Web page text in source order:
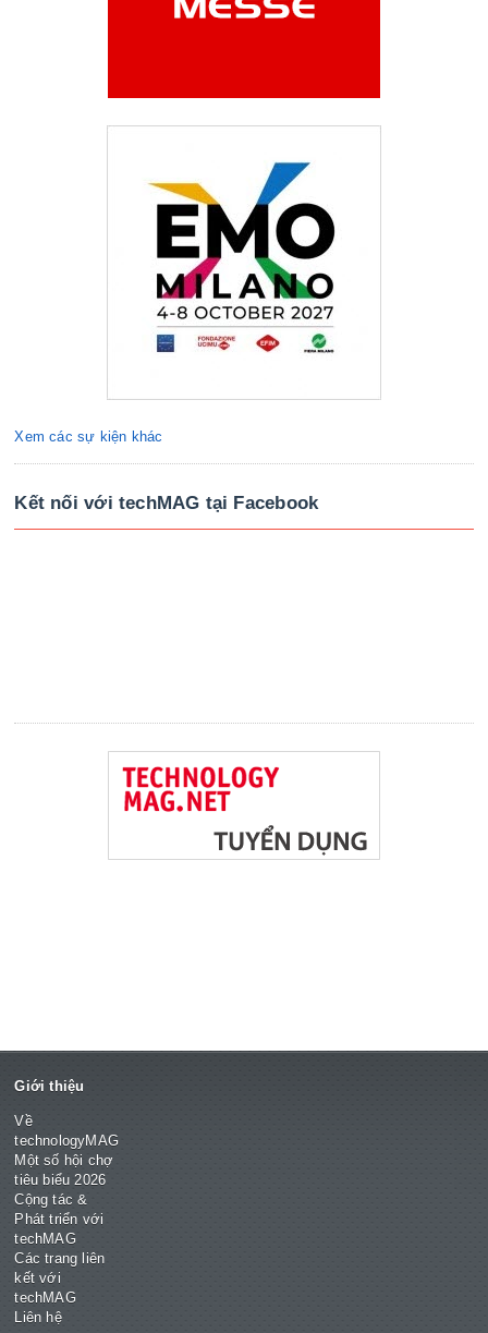
Xem các sự kiện khác
Kết nối với techMAG tại Facebook
Giới thiệu
Về
technologyMAG
Một số hội chợ
tiêu biểu 2026
Cộng tác &
Phát triển với
techMAG
Các trang liên
kết với
techMAG
Liên hệ